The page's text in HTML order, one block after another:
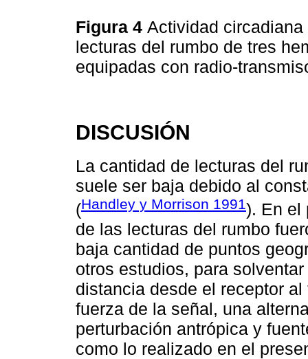
Figura 4 Actividad
lecturas del rumbo de tres
equipadas con radio-
DISCUSIÓN
La cantidad de lecturas del
suele ser baja debido al
(Handley y Morrison 1991). En el
de las lecturas del rumbo
baja cantidad de puntos
otros estudios, para
distancia desde el receptor
fuerza de la señal, una
perturbación antrópica y
como lo realizado en el